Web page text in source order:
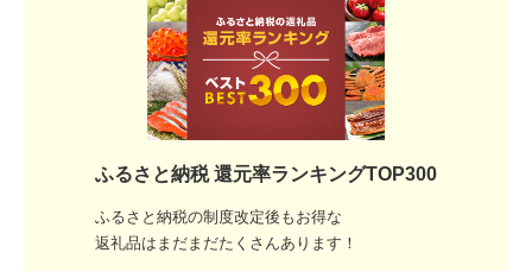
ふるさと納税 還元率ランキングTOP300
ふるさと納税の制度改定後もお得な
返礼品はまだまだたくさんあります！